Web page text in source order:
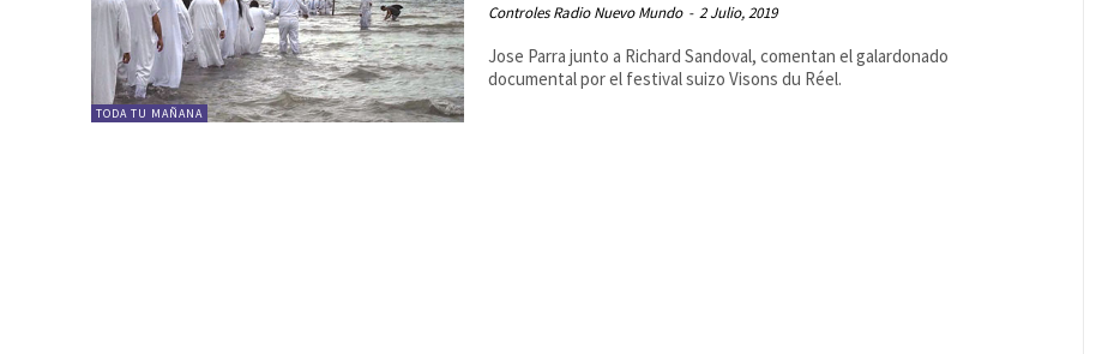
TODA TU MAÑANA
Controles Radio Nuevo Mundo - 2 Julio, 2019
Jose Parra junto a Richard Sandoval, comentan el galardonado
documental por el festival suizo Visons du Réel.